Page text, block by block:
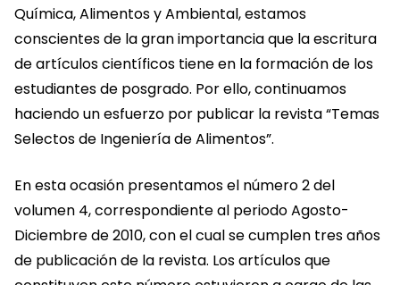
Química, Alimentos y Ambiental, estamos
conscientes de la gran importancia que la escritura
de artículos científicos tiene en la formación de los
estudiantes de posgrado. Por ello, continuamos
haciendo un esfuerzo por publicar la revista “Temas
Selectos de Ingeniería de Alimentos”.
En esta ocasión presentamos el número 2 del
volumen 4, correspondiente al periodo Agosto-
Diciembre de 2010, con el cual se cumplen tres años
de publicación de la revista. Los artículos que